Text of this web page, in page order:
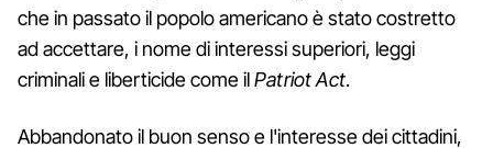
che in passato il popolo americano è stato costretto
ad accettare, i nome di interessi superiori, leggi
criminali e liberticide come ilPatriot Act.
Abbandonato il buon senso e l'interesse dei cittadini,